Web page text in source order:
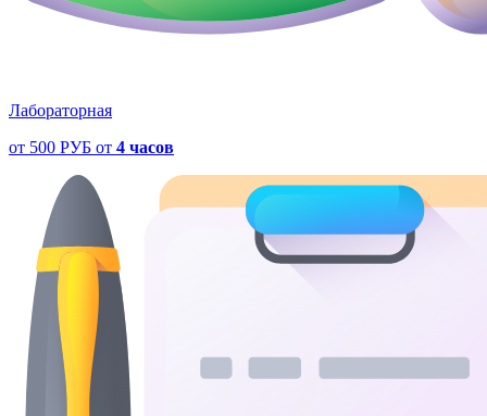
Лабораторная
от 500 РУБ от 4 часов